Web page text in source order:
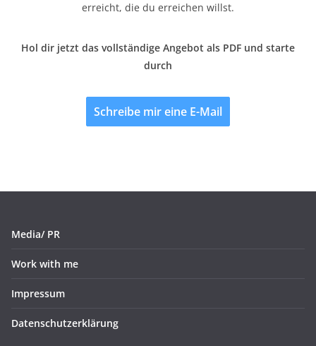
erreicht, die du erreichen willst.
Hol dir jetzt das vollständige Angebot als PDF und starte
durch
Schreibe mir eine E-Mail
Media/ PR
Work with me
Impressum
Datenschutzerklärung